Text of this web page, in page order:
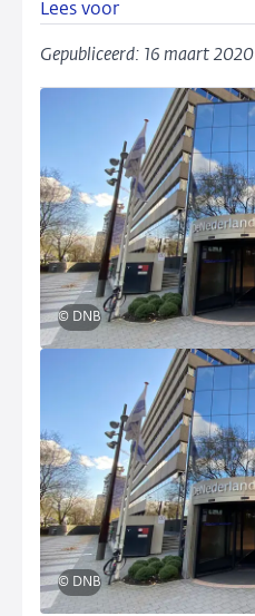
Lees voor
Gepubliceerd: 16 maart 2020
© DNB
© DNB